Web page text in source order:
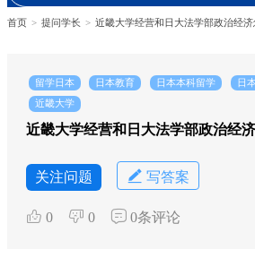
首页 > 提问学长 > 近畿大学经营和日大法学部政治经济
留学日本 日本教育 日本本科留学
日
近畿大学
近畿大学经营和日大法学部政治经
关注问题 写答案
0 0 0条评论